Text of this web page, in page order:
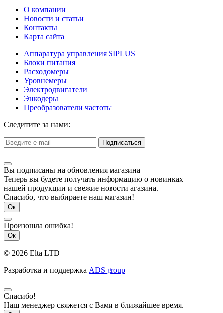
О компании
Новости и статьи
Контакты
Карта сайта
Аппаратура управления SIPLUS
Блоки питания
Расходомеры
Уровнемеры
Электродвигатели
Энкодеры
Преобразователи частоты
Следитите за нами:
Подписаться
Вы подписаны на обновления магазина
Теперь вы будете получать информацию о новинках
нашей продукции и свежие новости агазина.
Спасибо, что выбираете наш магазин!
Ок
Произошла ошибка!
Ок
© 2026 Elta LTD
Разработка и поддержка ADS group
Спасибо!
Наш менеджер свяжется с Вами в ближайшее время.